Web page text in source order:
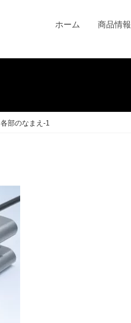
ホーム 商品情報
各部のなまえ-1